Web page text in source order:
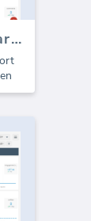
CampaignMonitor E-mailmarketing sjabloon (Rapport)